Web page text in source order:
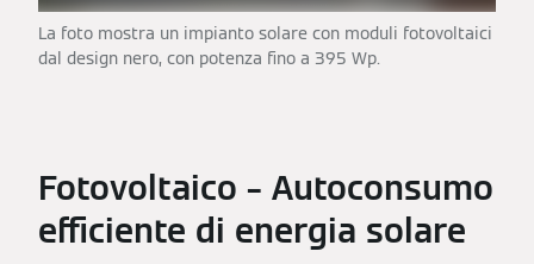
La foto mostra un impianto solare con moduli fotovoltaici
dal design nero, con potenza fino a 395 Wp.
Fotovoltaico – Autoconsumo
efficiente di energia solare